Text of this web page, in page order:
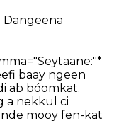
Dangeena
baay ngeen
ab bóomkat.
a nekkul ci
mooy fen-kat